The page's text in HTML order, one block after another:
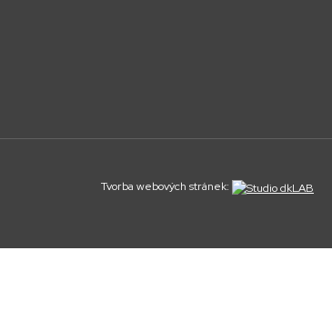
Tvorba webových stránek: